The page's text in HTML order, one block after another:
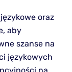
oraz
aby
szanse na
językowych